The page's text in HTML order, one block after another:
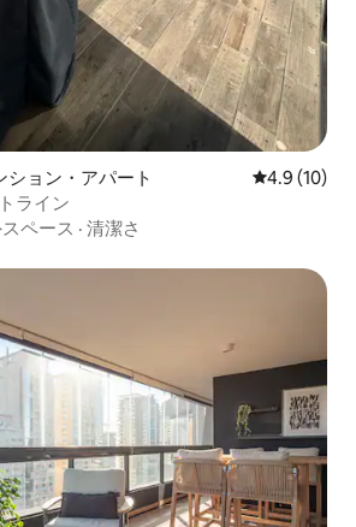
ョン・アパート レビュー10
4.9 (10)
ライン
ペース · 清潔さ